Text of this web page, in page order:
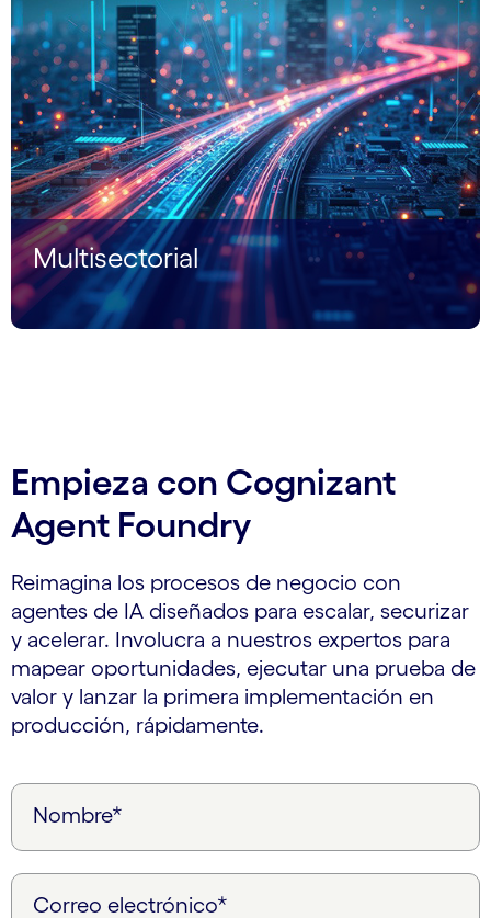
Multisectorial
Empieza con Cognizant
Agent Foundry
Reimagina los procesos de negocio con
agentes de IA diseñados para escalar, securizar
y acelerar. Involucra a nuestros expertos para
mapear oportunidades, ejecutar una prueba de
valor y lanzar la primera implementación en
producción, rápidamente.
Nombre*
Correo electrónico*